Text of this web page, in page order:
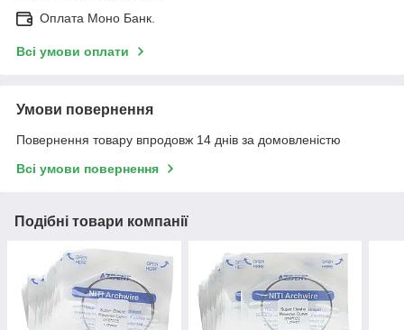
Оплата Моно Банк.
Всі умови оплати
Умови повернення
Повернення товару впродовж 14 днів за домовленістю
Всі умови повернення
Подібні товари компанії